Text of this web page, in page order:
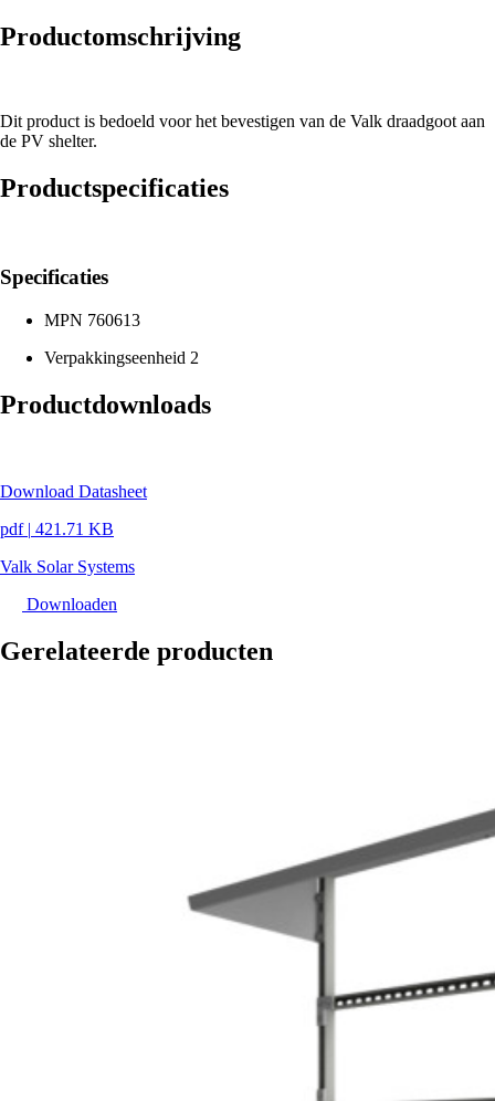
Productomschrijving
Dit product is bedoeld voor het bevestigen van de Valk draadgoot aan
de PV shelter.
Productspecificaties
Specificaties
MPN 760613
Verpakkingseenheid 2
Productdownloads
Download Datasheet
pdf | 421.71 KB
Valk Solar Systems
Downloaden
Gerelateerde producten